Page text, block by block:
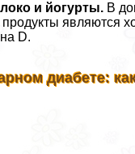
и йогурты. В
являются
D.
диабете: